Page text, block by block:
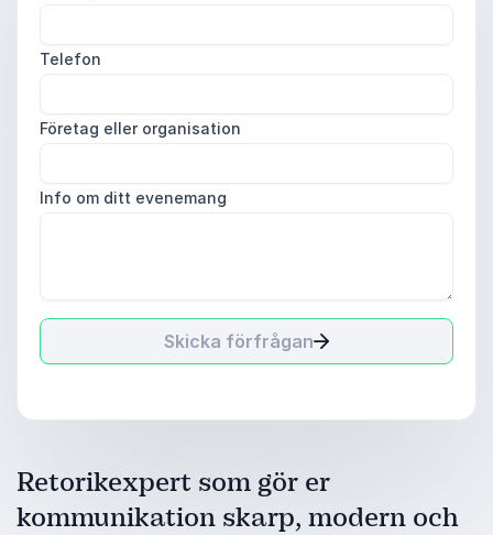
Telefon
Företag eller organisation
Info om ditt evenemang
Skicka förfrågan
Retorikexpert som gör er
kommunikation skarp, modern och